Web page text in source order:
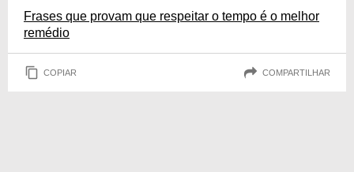
Frases que provam que respeitar o tempo é o melhor
remédio
COPIAR COMPARTILHAR